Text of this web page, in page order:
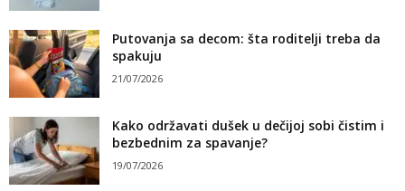
Putovanja sa decom: šta roditelji treba da
spakuju
21/07/2026
Kako održavati dušek u dečijoj sobi čistim i
bezbednim za spavanje?
19/07/2026